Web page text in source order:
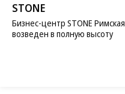
STONE
Бизнес-центр STONE Римская
возведен в полную высоту